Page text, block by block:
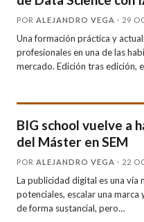
POR ALEJANDRO VEGA · 29
Una formación práctica y
profesionales en una de las
mercado. Edición tras edición,
BIG school vuelve a
del Máster en SEM
POR ALEJANDRO VEGA · 22
La publicidad digital es una vía
potenciales, escalar una
de forma sustancial, pero…